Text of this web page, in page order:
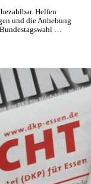
Helfen
und die Anhebung
…